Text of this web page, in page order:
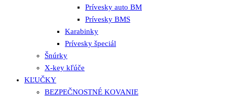
Prívesky auto BM
Prívesky BMS
Karabinky
Prívesky špeciál
Šnúrky
X-key kľúče
KĽUČKY
BEZPEČNOSTNÉ KOVANIE